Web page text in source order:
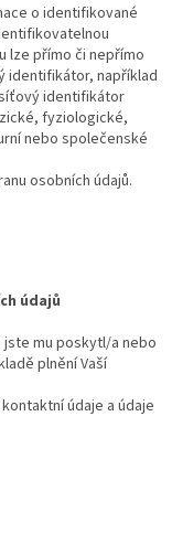
o identifikované
lze přímo či nepřímo
identifikátor, například
identifikátor
fyziologické,
nebo společenské
osobních údajů.
údajů
mu poskytl/a nebo
plnění Vaší
údaje a údaje